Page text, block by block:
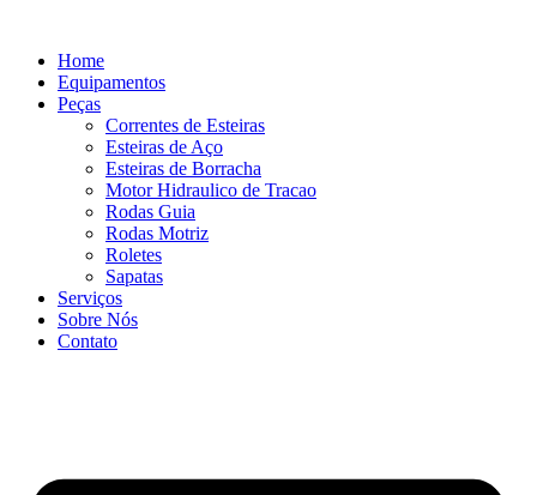
conteúdo
Home
Equipamentos
Peças
Correntes de Esteiras
Esteiras de Aço
Esteiras de Borracha
Motor Hidraulico de Tracao
Rodas Guia
Rodas Motriz
Roletes
Sapatas
Serviços
Sobre Nós
Contato